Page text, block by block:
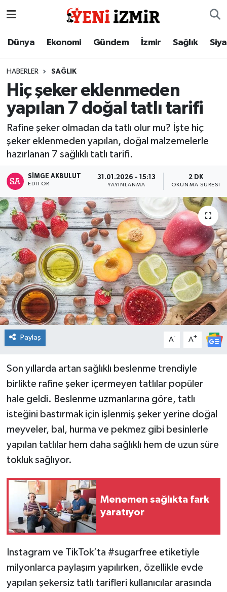
Dünya Ekonomi Gündem İzmir Sağlık
HABERLER SAĞLIK
Hiç şeker eklenmeden
yapılan 7 doğal tatlı tarifi
Rafine şeker olmadan da tatlı olur mu? İşte hiç
şeker eklenmeden yapılan, doğal malzemelerle
hazırlanan 7 sağlıklı tatlı tarifi.
SIMGE AKBULUT
EDITÖR
31.01.2026 - 15:13
YAYINLANMA
2 DK
OKUNMA SÜRESI
Paylaş A- A+
Son yıllarda artan sağlıklı beslenme trendiyle
birlikte rafine şeker içermeyen tatlılar popüler
hale geldi. Beslenme uzmanlarına göre, tatlı
isteğini bastırmak için işlenmiş şeker yerine doğal
meyveler, bal, hurma ve pekmez gibi besinlerle
yapılan tatlılar hem daha sağlıklı hem de uzun süre
tokluk sağlıyor.
Menemen sağlıkta fark
yaratıyor
Instagram ve TikTok’ta #sugarfree etiketiyle
milyonlarca paylaşım yapılırken, özellikle evde
yapılan şekersiz tatlı tarifleri kullanıcılar arasında
Dünya
Gündem
İzmir
Sağlık
Resmi İlanlar
Spor
Teknoloji
Tatil ve Seyahat
Çevre
İzmir Nöbetçi Eczaneler
İzmir Namaz Vakitleri
İzmir Trafik Yoğunluk Haritası
Süper Lig Puan Durumu ve Fikstür
Haber Arşivi